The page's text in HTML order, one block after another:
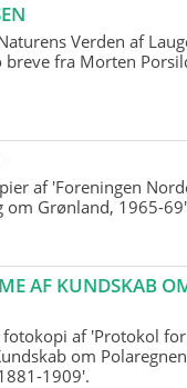
Verden af
breve fra Morten
af 'Foreningen
om Grønland, 1965-
AF KUNDSKAB
af 'Protokol for
om
1909'.